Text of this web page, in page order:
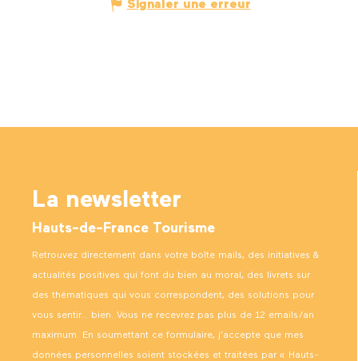
Signaler une erreur
La newsletter
Hauts-de-France Tourisme
Retrouvez directement dans votre boîte mails, des initiatives &
actualités positives qui font du bien au moral, des livrets sur
des thématiques qui vous correspondent, des solutions pour
vous sentir… bien. Vous ne recevrez pas plus de 12 emails/an
maximum. En soumettant ce formulaire, j’accepte que mes
données personnelles soient stockées et traitées par « Hauts-